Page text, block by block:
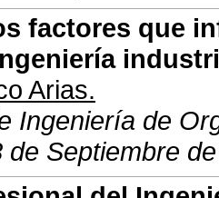
factores que
Arias.
Ingeniería de
de Septiembre